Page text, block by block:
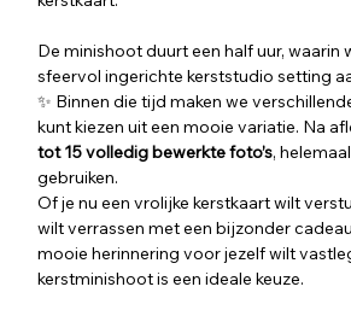
De minishoot duurt een half uur, waarin
sfeervol ingerichte kerststudio setting
✨ Binnen die tijd maken we
kunt kiezen uit een mooie variatie. Na
tot 15 volledig bewerkte foto’s,
gebruiken.
Of je nu een vrolijke kerstkaart wilt
wilt verrassen met een bijzonder
mooie herinnering voor jezelf wilt
kerstminishoot is een ideale keuze.